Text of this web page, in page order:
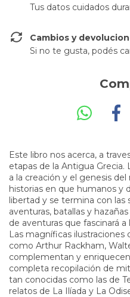
Tus datos cuidados
Cambios y
Si no te gusta, podés
Este libro nos acerca, a
etapas de la Antigua
a la creación y el genesis
historias en que humanos y
libertad y se termina con las
aventuras, batallas y
de aventuras que fascinará
Las magníficas
como Arthur Rackham,
complementan y
completa recopilación de
tan conocidas como las de
relatos de La Ilíada y La